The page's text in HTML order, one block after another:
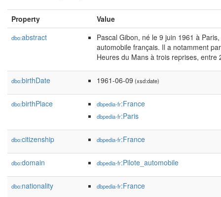
Property Value
dbo:abstract
Pascal Gibon, né le 9 juin 1961 à
automobile français. Il a notamment
Heures du Mans à trois reprises, entre
dbo:birthDate 1961-06-09 (xsd:date)
dbo:birthPlace dbpedia-fr:France
dbpedia-fr:Paris
dbo:citizenship dbpedia-fr:France
dbo:domain dbpedia-fr:Pilote_automobile
dbo:nationality dbpedia-fr:France